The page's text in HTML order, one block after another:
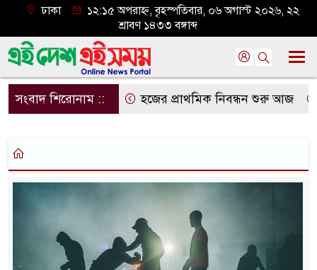
ঢাকা
১২:১৫ অপরাহ্ন, বৃহস্পতিবার, ০৬ অগাস্ট ২০২৬, ২২
শ্রাবণ ১৪৩৩ বঙ্গাব্দ
সংবাদ শিরোনাম :: হজের প্রাথমিক নিবন্ধন শুরু আজ